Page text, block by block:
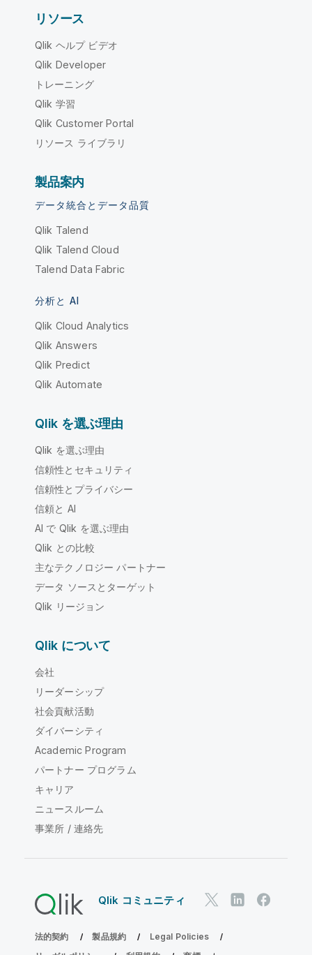
リソース
Qlik ヘルプ ビデオ
Qlik Developer
トレーニング
Qlik 学習
Qlik Customer Portal
リソース ライブラリ
製品案内
データ統合とデータ品質
Qlik Talend
Qlik Talend Cloud
Talend Data Fabric
分析と AI
Qlik Cloud Analytics
Qlik Answers
Qlik Predict
Qlik Automate
Qlik を選ぶ理由
Qlik を選ぶ理由
信頼性とセキュリティ
信頼性とプライバシー
信頼と AI
AI で Qlik を選ぶ理由
Qlik との比較
主なテクノロジー パートナー
データ ソースとターゲット
Qlik リージョン
Qlik について
会社
リーダーシップ
社会貢献活動
ダイバーシティ
Academic Program
パートナー プログラム
キャリア
ニュースルーム
事業所 / 連絡先
Qlik コミュニティ
法的契約 製品規約
Legal Policies